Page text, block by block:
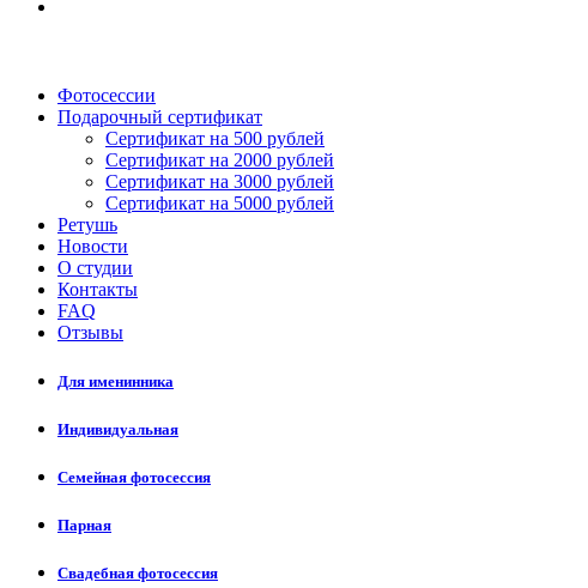
Фотосессии
Подарочный сертификат
Сертификат на 500 рублей
Сертификат на 2000 рублей
Сертификат на 3000 рублей
Сертификат на 5000 рублей
Ретушь
Новости
О студии
Контакты
FAQ
Отзывы
Для именинника
Индивидуальная
Семейная фотосессия
Парная
Свадебная фотосессия